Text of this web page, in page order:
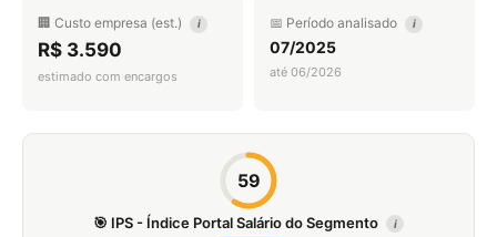
🏢 Custo empresa (est.) i
R$ 3.590
estimado com encargos
📅 Período analisado i
07/2025
até 06/2026
59
🎯 IPS - Índice Portal Salário do Segmento i